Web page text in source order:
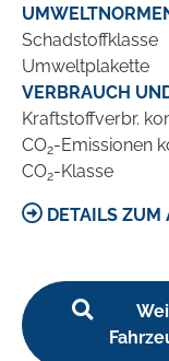
Schadstoffklasse
Umweltplakette
VERBRAUCH
Kraftstoffverbr.
CO2-Emissionen
CO2-Klasse
DETAILS ZUM